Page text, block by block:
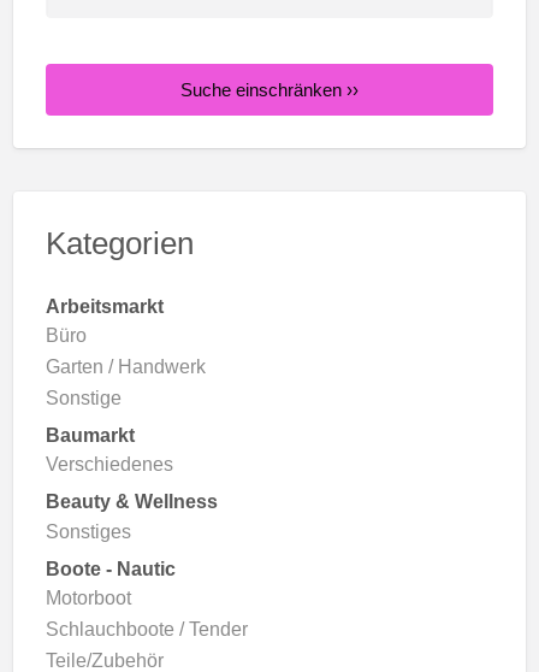
Suche einschränken ››
Kategorien
Arbeitsmarkt
Büro
Garten / Handwerk
Sonstige
Baumarkt
Verschiedenes
Beauty & Wellness
Sonstiges
Boote - Nautic
Motorboot
Schlauchboote / Tender
Teile/Zubehör